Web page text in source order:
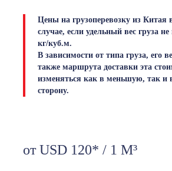
Цены на грузоперевозку из Китая
случае, если удельный вес груза
кг/куб.м.
В зависимости от типа груза, его
также маршрута доставки эта
изменяться как в меньшую, так и
сторону.
от USD 120* / 1 М³